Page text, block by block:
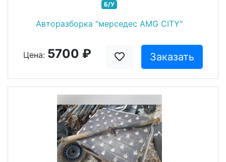
Б/У
Авторазборка "мерседес AMG CITY"
Цена: 5700 ₽ Заказать